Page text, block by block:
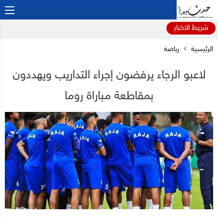
شريط الاخبار
الرئيسية رياضة
لاعبو الرجاء يرفضون إجراء التداريب ويهددون
بمقاطعة مباراة روما